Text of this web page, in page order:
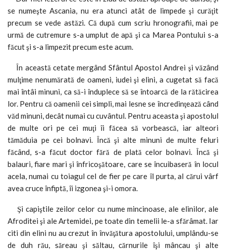
se numeşte Ascania, nu era atunci atât de limpede şi curăţit
precum se vede astăzi. Că după cum scriu hronografii, mai pe
urmă de cutremure s-a umplut de apă şi ca Marea Pontului s-a
făcut şi s-a limpezit precum este acum.
În această cetate mergând Sfântul Apostol Andrei şi văzând
mulţime nenumărată de oameni, iudei şi elini, a cugetat să facă
mai întâi minuni, ca să-i înduplece să se întoarcă de la rătăcirea
lor. Pentru că oamenii cei simpli, mai lesne se încredinţează când
văd minuni, decât numai cu cuvântul. Pentru aceasta şi apostolul
de multe ori pe cei muţi îi făcea să vorbească, iar alteori
tămăduia pe cei bolnavi. Încă şi alte minuni de multe feluri
făcând, s-a făcut doctor fără de plată celor bolnavi. Încă şi
balauri, fiare mari şi înfricoşătoare, care se încuibaseră în locul
acela, numai cu toiagul cel de fier pe care îl purta, al cărui vârf
avea cruce înfiptă, îi izgonea şi-i omora.
Şi capiştile zeilor celor cu nume mincinoase, ale elinilor, ale
Afroditei şi ale Artemidei, pe toate din temelii le-a sfărâmat. Iar
citi din elini nu au crezut în învăţătura apostolului, umplându-se
de duh rău, săreau şi săltau, cărnurile îşi mâncau şi alte